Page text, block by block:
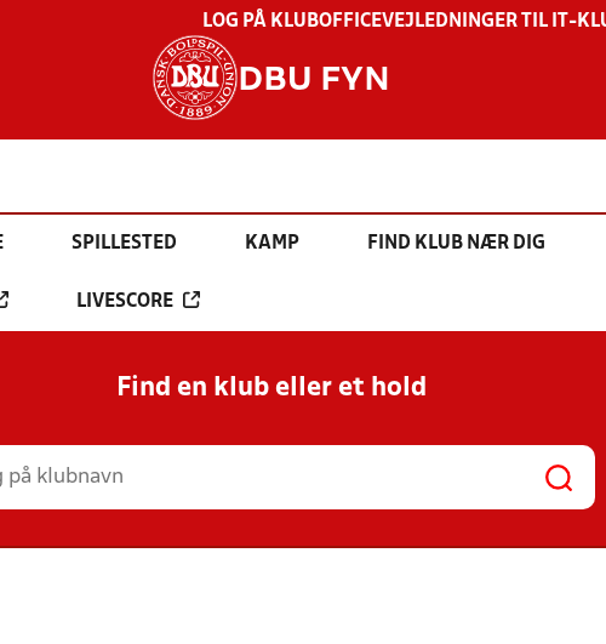
LOG PÅ KLUBOFFICEVEJLEDNINGER TIL IT-
DBU FYN
SPILLESTED KAMP FIND KLUB NÆR DIG
LIVESCORE
Find en klub eller et hold